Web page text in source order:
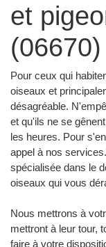
et
(06670)
Pour ceux qui
oiseaux et
désagréable.
et qu'ils ne se
les heures. Pour
appel à nos
spécialisée dans le
oiseaux qui vous
Nous mettrons à
mettront à leur tour,
faire à votre